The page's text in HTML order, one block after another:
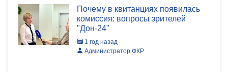
Почему в квитанциях появилась
комиссия: вопросы зрителей
"Дон-24"
1 год назад
Администратор ФКР